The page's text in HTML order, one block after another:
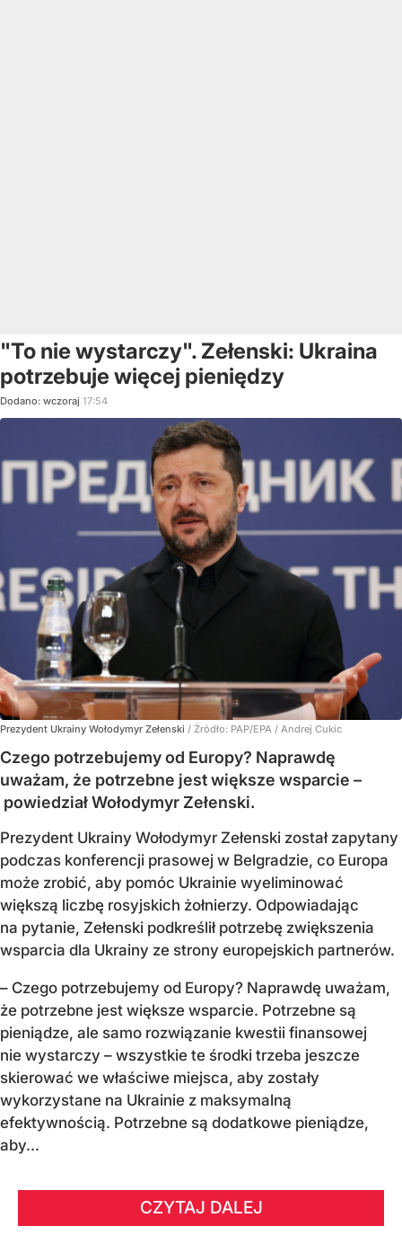
"To nie wystarczy". Zełenski: Ukraina
potrzebuje więcej pieniędzy
Dodano: wczoraj 17:54
Prezydent Ukrainy Wołodymyr Zełenski / Źródło: PAP/EPA / Andrej Cukic
Czego potrzebujemy od Europy? Naprawdę
uważam, że potrzebne jest większe wsparcie –
powiedział Wołodymyr Zełenski.
Prezydent Ukrainy Wołodymyr Zełenski został zapytany
podczas konferencji prasowej w Belgradzie, co Europa
może zrobić, aby pomóc Ukrainie wyeliminować
większą liczbę rosyjskich żołnierzy. Odpowiadając
na pytanie, Zełenski podkreślił potrzebę zwiększenia
wsparcia dla Ukrainy ze strony europejskich partnerów.
– Czego potrzebujemy od Europy? Naprawdę uważam,
że potrzebne jest większe wsparcie. Potrzebne są
pieniądze, ale samo rozwiązanie kwestii finansowej
nie wystarczy – wszystkie te środki trzeba jeszcze
skierować we właściwe miejsca, aby zostały
wykorzystane na Ukrainie z maksymalną
efektywnością. Potrzebne są dodatkowe pieniądze,
aby...
CZYTAJ DALEJ